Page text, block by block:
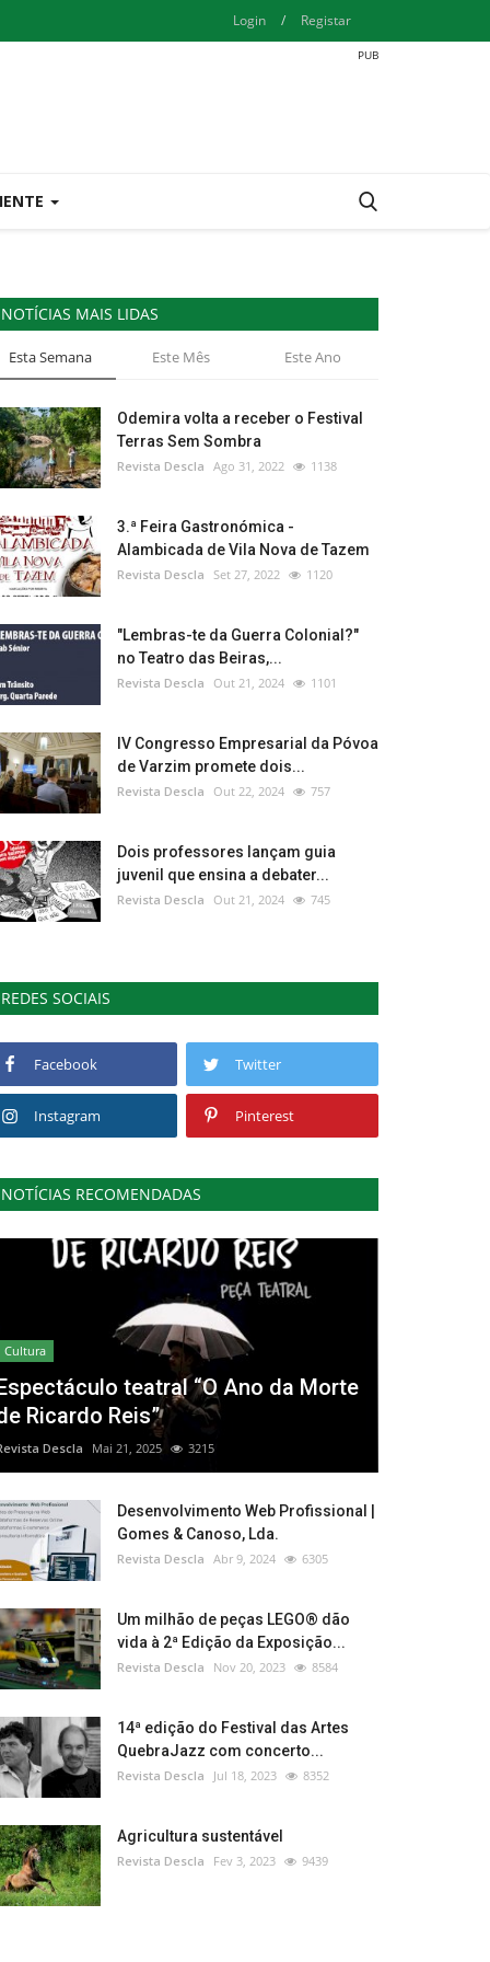
Login / Registar
NOTÍCIAS MAIS LIDAS
Esta Semana Este Mês Este Ano
Odemira volta a receber o Festival
Terras Sem Sombra
Revista Descla Ago 31, 2022 1138
3.ª Feira Gastronómica -
Alambicada de Vila Nova de Tazem
Revista Descla Set 27, 2022 1120
"Lembras-te da Guerra Colonial?"
no Teatro das Beiras,...
Revista Descla Out 21, 2024 1101
IV Congresso Empresarial da Póvoa
de Varzim promete dois...
Revista Descla Out 22, 2024 757
Dois professores lançam guia
juvenil que ensina a debater...
Revista Descla Out 21, 2024 745
REDES SOCIAIS
Facebook Twitter
Instagram Pinterest
NOTÍCIAS RECOMENDADAS
Cultura
teatral “O Ano da Morte
Ricardo Reis”
Descla Mai 21, 2025 3215
Desenvolvimento Web Profissional |
Gomes & Canoso, Lda.
Revista Descla Abr 9, 2024 6305
Um milhão de peças LEGO® dão
vida à 2ª Edição da Exposição...
Revista Descla Nov 20, 2023 8584
14ª edição do Festival das Artes
QuebraJazz com concerto...
Revista Descla Jul 18, 2023 8352
Agricultura sustentável
Revista Descla Fev 3, 2023 9439